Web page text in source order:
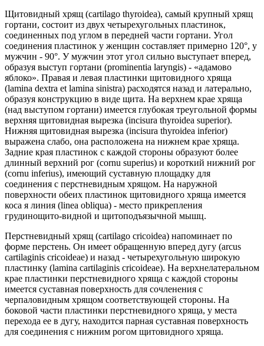
Щитовидный хрящ (cartilago thyroidea), самый крупный хрящ
гортани, состоит из двух четырехугольных пластинок,
соединенных под углом в передней части гортани. Угол
соединения пластинок у женщин составляет примерно 120°, у
мужчин - 90°. У мужчин этот угол сильно выступает вперед,
образуя выступ гортани (prominentia laryngis) - «адамово
яблоко». Правая и левая пластинки щитовидного хряща
(lamina dextra et lamina sinistra) расходятся назад и латерально,
образуя конструкцию в виде щита. На верхнем крае хряща
(над выступом гортани) имеется глубокая треугольной формы
верхняя щитовидная вырезка (incisura thyroidea superior).
Нижняя щитовидная вырезка (incisura thyroidea inferior)
выражена слабо, она расположена на нижнем крае хряща.
Задние края пластинок с каждой стороны образуют более
длинный верхний рог (cornu superius) и короткий нижний рог
(cornu inferius), имеющий суставную площадку для
соединения с перстневидным хрящом. На наружной
поверхности обеих пластинок щитовидного хряща имеется
коса я линия (linea obliqua) - место прикрепления
грудинощито-видной и щитоподъязычной мышц.
Перстневидный хрящ (cartilago cricoidea) напоминает по
форме перстень. Он имеет обращенную вперед дугу (arcus
cartilaginis cricoideae) и назад - четырехугольную широкую
пластинку (lamina cartilaginis cricoideae). На верхнелатеральном
крае пластинки перстневидного хряща с каждой стороны
имеется суставная поверхность для сочленения с
черпаловидным хрящом соответствующей стороны. На
боковой части пластинки перстневидного хряща, у места
перехода ее в дугу, находится парная суставная поверхность
для соединения с нижним рогом щитовидного хряща.